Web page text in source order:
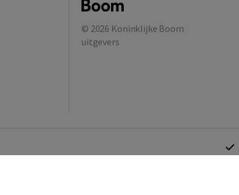
© 2026 Koninklijke Boom
uitgevers